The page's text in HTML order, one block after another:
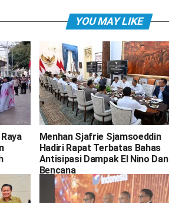
YOU MAY LIKE
Menhan Sjafrie Sjamsoeddin
Hadiri Rapat Terbatas Bahas
Antisipasi Dampak El Nino Dan
Bencana